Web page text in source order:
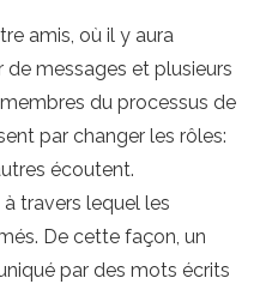
amis, où il y aura
messages et plusieurs
du processus de
par changer les rôles:
écoutent.
travers lequel les
De cette façon, un
par des mots écrits